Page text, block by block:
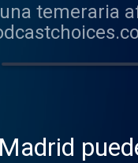
temeraria